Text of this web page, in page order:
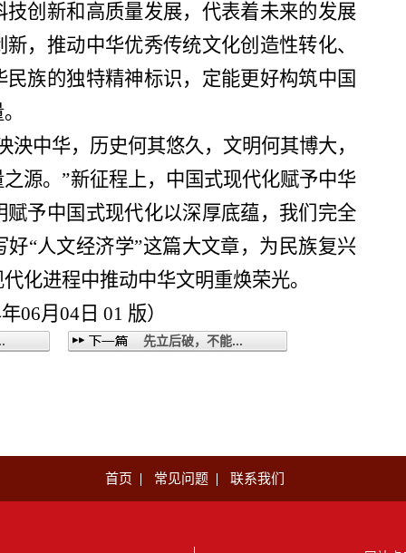
创新和高质量发展，代表着未来的发展
，推动中华优秀传统文化创造性转化、
族的独特精神标识，定能更好构筑中国
泱中华，历史何其悠久，文明何其博大，
源。”新征程上，中国式现代化赋予中华
予中国式现代化以深厚底蕴，我们完全
“人文经济学”这篇大文章，为民族复兴
化进程中推动中华文明重焕荣光。
06月04日 01 版）
先立后破，不能...
首页 常见问题 联系我们